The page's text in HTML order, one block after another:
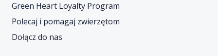
Green Heart Loyalty Program
Polecaj i pomagaj zwierzętom
Dołącz do nas